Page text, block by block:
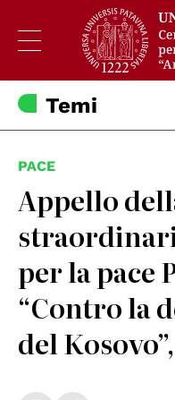
Temi
PACE
Appello
per la pace
“Contro la
del